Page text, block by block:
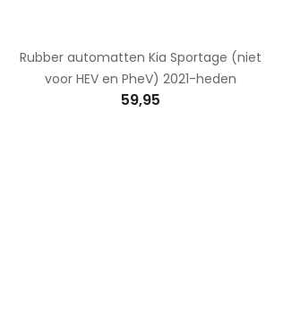
Rubber automatten Kia Sportage (niet
voor HEV en PheV) 2021-heden
59,95